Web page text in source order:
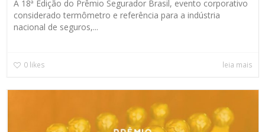
A 18ª Edição do Prêmio Segurador Brasil, evento corporativo
considerado termômetro e referência para a indústria
nacional de seguros,...
0 likes leia mais